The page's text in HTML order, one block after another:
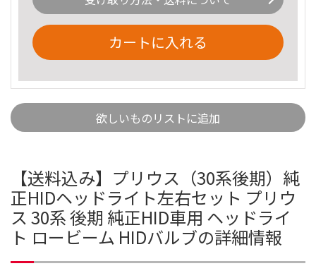
カートに入れる
欲しいものリストに追加
【送料込み】プリウス（30系後期）純
正HIDヘッドライト左右セット プリウ
ス 30系 後期 純正HID車用 ヘッドライ
ト ロービーム HIDバルブの詳細情報